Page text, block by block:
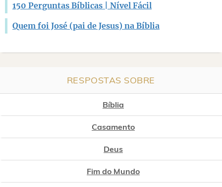
150 Perguntas Bíblicas | Nível Fácil
Quem foi José (pai de Jesus) na Bíblia
RESPOSTAS SOBRE
Bíblia
Casamento
Deus
Fim do Mundo